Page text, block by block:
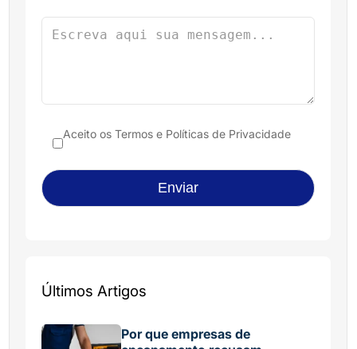
Aceito os Termos e Políticas de Privacidade
Últimos Artigos
Por que empresas de